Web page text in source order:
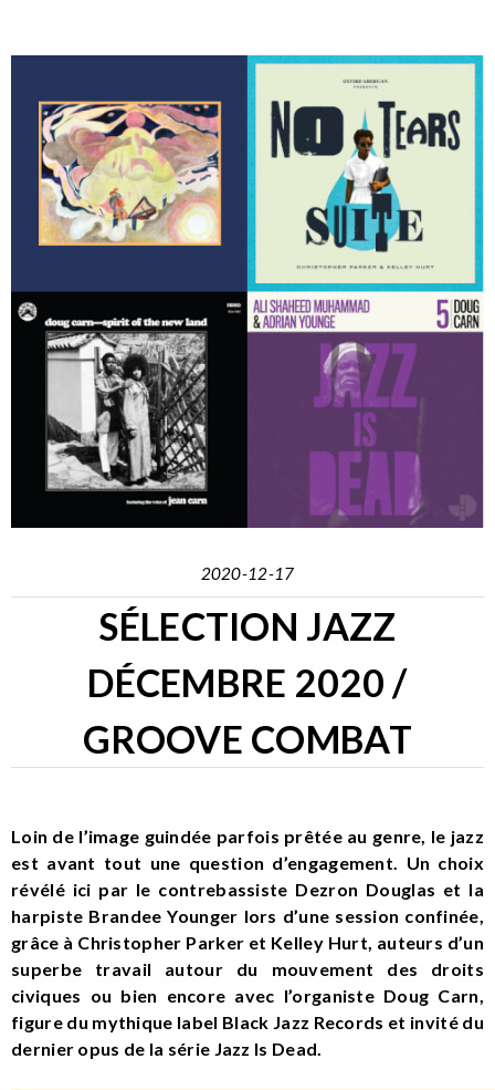
2020-12-17
SÉLECTION JAZZ
DÉCEMBRE 2020 /
GROOVE COMBAT
Loin de l’image guindée parfois prêtée au genre, le jazz
est avant tout une question d’engagement. Un choix
révélé ici par le contrebassiste Dezron Douglas et la
harpiste Brandee Younger lors d’une session confinée,
grâce à Christopher Parker et Kelley Hurt, auteurs d’un
superbe travail autour du mouvement des droits
civiques ou bien encore avec l’organiste Doug Carn,
figure du mythique label Black Jazz Records et invité du
dernier opus de la série Jazz Is Dead.